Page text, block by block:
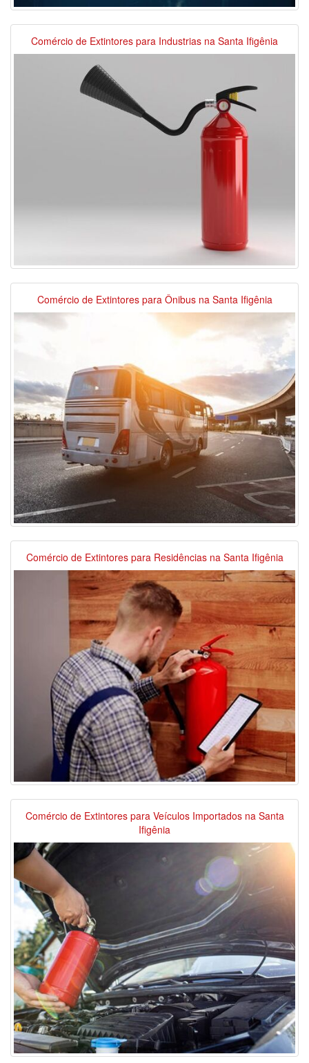
Comércio de Extintores para Industrias na Santa Ifigênia
Comércio de Extintores para Ônibus na Santa Ifigênia
Comércio de Extintores para Residências na Santa Ifigênia
Comércio de Extintores para Veículos Importados na Santa
Ifigênia